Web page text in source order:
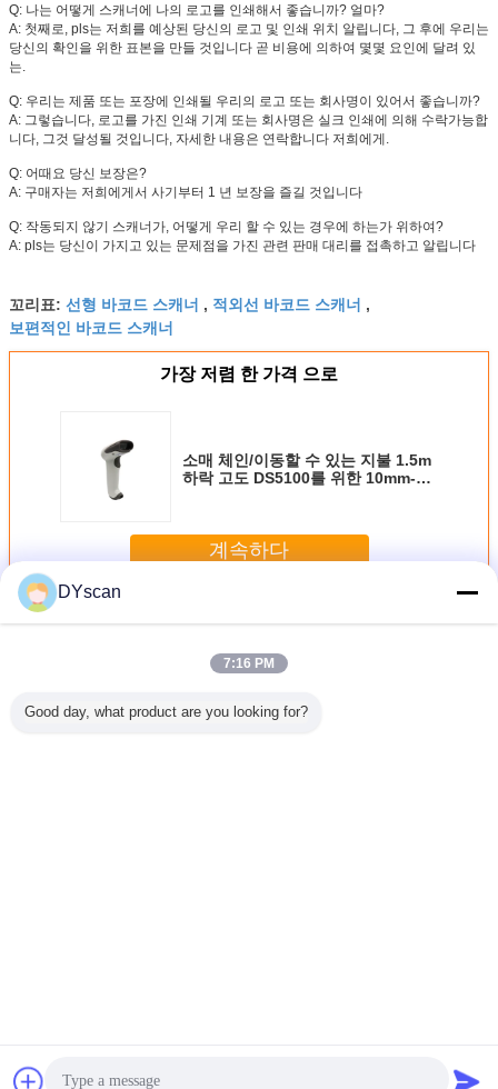
Q: 나는 어떻게 스캐너에 나의 로고를 인쇄해서 좋습니까? 얼마?
A: 첫째로, pls는 저희를 예상된 당신의 로고 및 인쇄 위치 알립니다, 그 후에 우리는
당신의 확인을 위한 표본을 만들 것입니다 곧 비용에 의하여 몇몇 요인에 달려 있
는.
Q: 우리는 제품 또는 포장에 인쇄될 우리의 로고 또는 회사명이 있어서 좋습니까?
A: 그렇습니다, 로고를 가진 인쇄 기계 또는 회사명은 실크 인쇄에 의해 수락가능합
니다, 그것 달성될 것입니다, 자세한 내용은 연락합니다 저희에게.
Q: 어때요 당신 보장은?
A: 구매자는 저희에게서 사기부터 1 년 보장을 즐길 것입니다
Q: 작동되지 않기 스캐너가, 어떻게 우리 할 수 있는 경우에 하는가 위하여?
A: pls는 당신이 가지고 있는 문제점을 가진 관련 판매 대리를 접촉하고 알립니다
꼬리표: 선형 바코드 스캐너 , 적외선 바코드 스캐너 ,
보편적인 바코드 스캐너
가장 저렴 한 가격 으로
소매 체인/이동할 수 있는 지불 1.5m
하락 고도 DS5100를 위한 10mm-
계속하다
더 많은 것
DYscan
7:16 PM
Good day, what product are you looking for?